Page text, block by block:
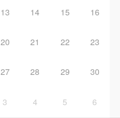
13 14 15 16
20 21 22 23
27 28 29 30
3 4 5 6